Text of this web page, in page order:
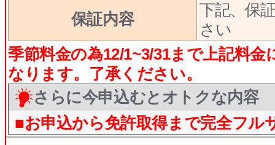
保証内容
下記、保
さい
季節料金の為12/1~3/31まで上記料金
なります。了承ください。
さらに今申込むとオトクな内容
■お申込から免許取得まで完全フル